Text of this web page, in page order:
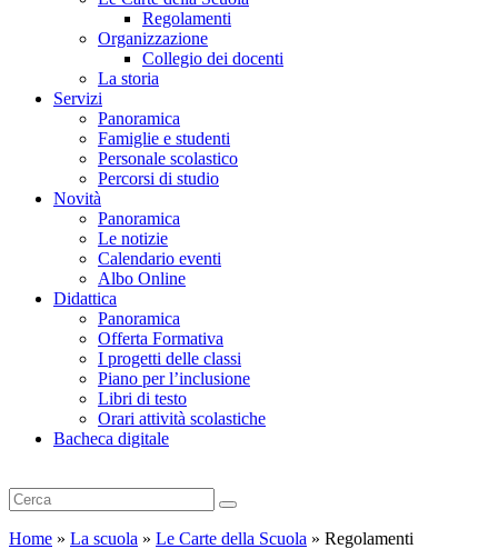
Regolamenti
Organizzazione
Collegio dei docenti
La storia
Servizi
Panoramica
Famiglie e studenti
Personale scolastico
Percorsi di studio
Novità
Panoramica
Le notizie
Calendario eventi
Albo Online
Didattica
Panoramica
Offerta Formativa
I progetti delle classi
Piano per l’inclusione
Libri di testo
Orari attività scolastiche
Bacheca digitale
Home » La scuola » Le Carte della Scuola » Regolamenti